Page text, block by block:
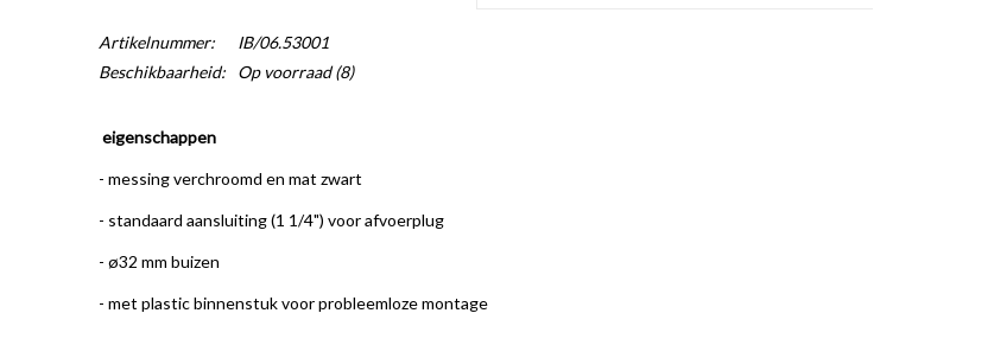
Artikelnummer:
IB/06.53001
Beschikbaarheid:
Op voorraad(8)
eigenschappen
- messing verchroomd en mat zwart
- standaard aansluiting (1 1/4") voor afvoerplug
- ø32 mm buizen
- met plastic binnenstuk voor probleemloze montage